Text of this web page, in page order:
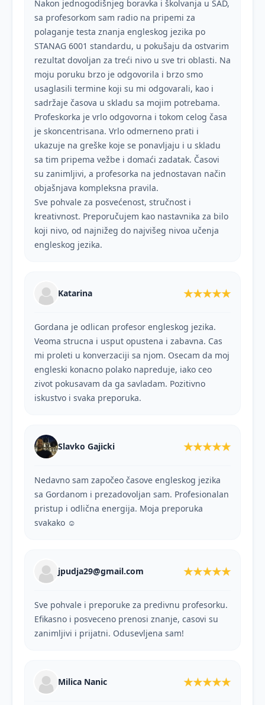
Nakon jednogodišnjeg boravka i školvanja u SAD,
sa profesorkom sam radio na pripemi za
polaganje testa znanja engleskog jezika po
STANAG 6001 standardu, u pokušaju da ostvarim
rezultat dovoljan za treći nivo u sve tri oblasti. Na
moju poruku brzo je odgovorila i brzo smo
usaglasili termine koji su mi odgovarali, kao i
sadržaje časova u skladu sa mojim potrebama.
Profeskorka je vrlo odgovorna i tokom celog časa
je skoncentrisana. Vrlo odmerneno prati i
ukazuje na greške koje se ponavljaju i u skladu
sa tim pripema vežbe i domaći zadatak. Časovi
su zanimljivi, a profesorka na jednostavan način
objašnjava kompleksna pravila.
Sve pohvale za posvećenost, stručnost i
kreativnost. Preporučujem kao nastavnika za bilo
koji nivo, od najnižeg do najvišeg nivoa učenja
engleskog jezika.
Katarina ★★★★★
Gordana je odlican profesor engleskog jezika.
Veoma strucna i usput opustena i zabavna. Cas
mi proleti u konverzaciji sa njom. Osecam da moj
engleski konacno polako napreduje, iako ceo
zivot pokusavam da ga savladam. Pozitivno
iskustvo i svaka preporuka.
Slavko Gajicki ★★★★★
Nedavno sam započeo časove engleskog jezika
sa Gordanom i prezadovoljan sam. Profesionalan
pristup i odlična energija. Moja preporuka
svakako ☺
jpudja29@gmail.com ★★★★★
Sve pohvale i preporuke za predivnu profesorku.
Efikasno i posveceno prenosi znanje, casovi su
zanimljivi i prijatni. Odusevljena sam!
Milica Nanic ★★★★★